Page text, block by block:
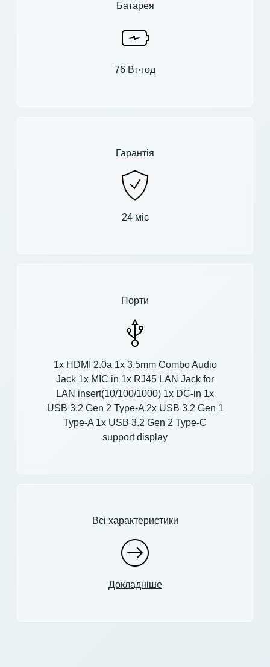
Батарея
76 Вт·год
Гарантія
24 міс
Порти
1x HDMI 2.0a 1x 3.5mm Combo Audio
Jack 1x MIC in 1x RJ45 LAN Jack for
LAN insert(10/100/1000) 1x DC-in 1x
USB 3.2 Gen 2 Type-A 2x USB 3.2 Gen 1
Type-A 1x USB 3.2 Gen 2 Type-C
support display
Всі характеристики
Докладніше